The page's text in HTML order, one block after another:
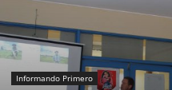
Informando Primero